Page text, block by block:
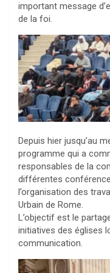
important message
de la foi.
Aucune légende
Depuis hier jusqu’au
programme qui a
responsables de la
différentes
l’organisation des
Urbain de Rome.
L’objectif est le
initiatives des églises
communication.